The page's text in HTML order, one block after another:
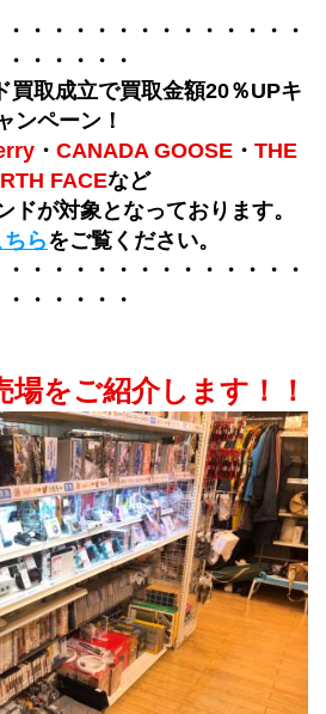
・・・・・・・・・・・・・
・・・・・・
買取成立で買取金額20％UPキ
ンペーン！
・ CANADA GOOSE ・ THE
FACEなど
ドが対象となっております。
ちらをご覧ください。
・・・・・・・・・・・・・
・・・・・・
をご紹介します！！